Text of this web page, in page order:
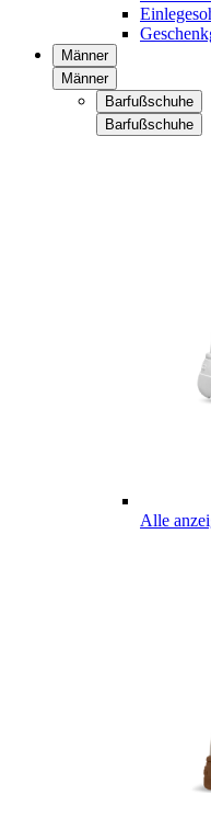
Männer
Männer
Barfußschuhe
Barfußschuhe
Alle